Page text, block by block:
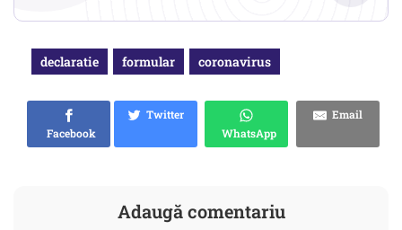
declaratie formular coronavirus
Facebook
Twitter
WhatsApp
Email
Adaugă comentariu